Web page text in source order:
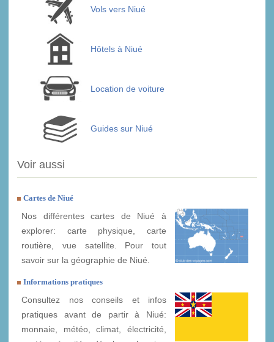
Vols vers Niué
Hôtels à Niué
Location de voiture
Guides sur Niué
Voir aussi
Cartes de Niué
Nos différentes cartes de Niué à
explorer: carte physique, carte
routière, vue satellite. Pour tout
savoir sur la géographie de Niué.
Informations pratiques
Consultez nos conseils et infos
pratiques avant de partir à Niué:
monnaie, météo, climat, électricité,